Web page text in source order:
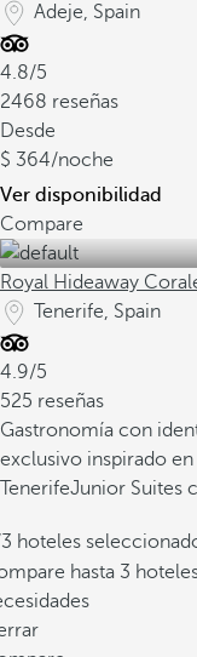
Adeje, Spain
4.8/5
2468 reseñas
Desde
364/noche
Ver disponibilidad
Compare
Royal Hideaway
Tenerife, Spain
4.9/5
525 reseñas
Gastronomía con
exclusivo inspirado en
TenerifeJunior Suites
hoteles
hasta 3